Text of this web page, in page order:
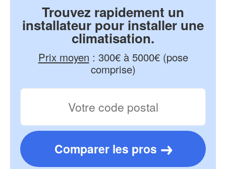
Trouvez rapidement un
installateur pour installer une
climatisation.
Prix moyen : 300€ à 5000€ (pose
comprise)
Comparer les pros